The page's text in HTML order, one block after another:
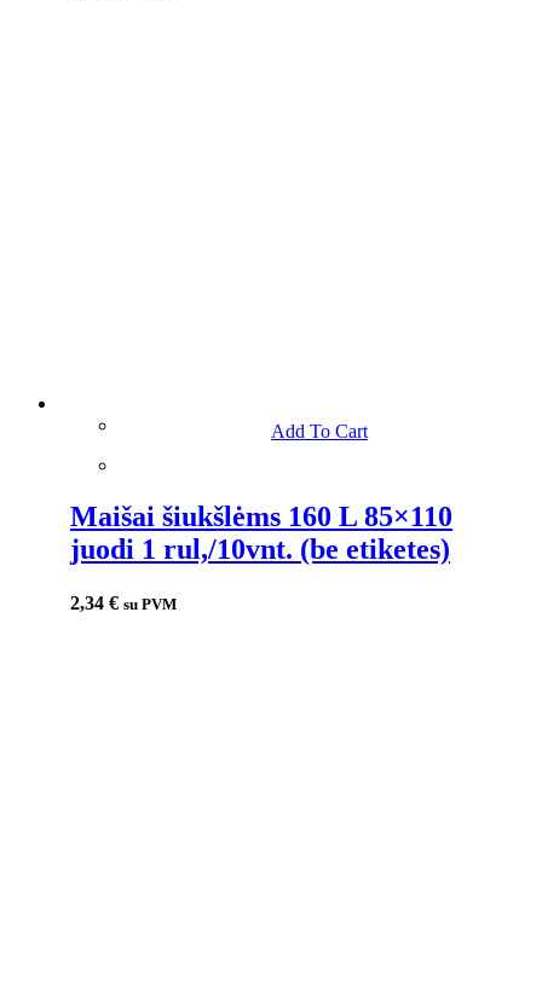
Add To Cart
Maišai šiukšlėms 160 L 85×110
juodi 1 rul,/10vnt. (be etiketes)
2,34 € su PVM